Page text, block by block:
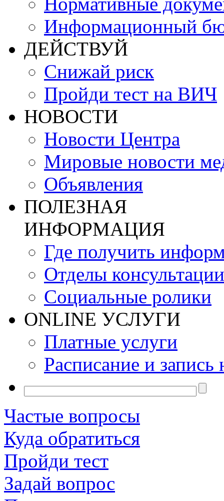
Информационный
ДЕЙСТВУЙ
Снижай риск
Пройди тест на ВИЧ
НОВОСТИ
Новости Центра
Мировые новости
Объявления
ПОЛЕЗНАЯ
ИНФОРМАЦИЯ
Где получить
Отделы консультации
Социальные ролики
ONLINE УСЛУГИ
Платные услуги
Расписание и запись
Частые вопросы
Куда обратиться
Пройди тест
Задай вопрос